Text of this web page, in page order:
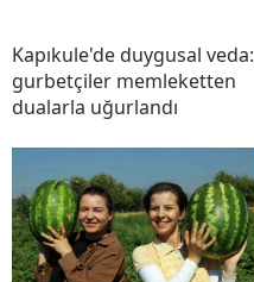
Kapıkule'de duygusal veda:
gurbetçiler memleketten
dualarla uğurlandı